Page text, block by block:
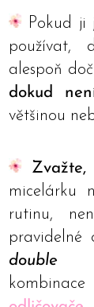
Pokud ji
používat,
alespoň
dokud
většinou
micelárku
rutinu,
pravidelné
double